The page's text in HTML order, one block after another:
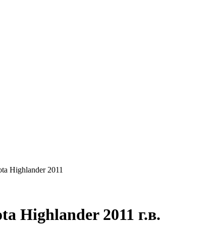
Highlander 2011
Highlander 2011 г.в.